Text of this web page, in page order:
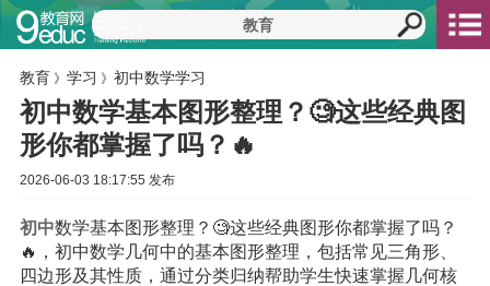
教育 》 学习 》 初中数学学习
初中数学基本图形整理？🧐这些经典图
形你都掌握了吗？🔥
2026-06-03 18:17:55 发布
初中数学基本图形整理？🧐这些经典图形你都掌握了吗？
🔥，初中数学几何中的基本图形整理，包括常见三角形、
四边形及其性质，通过分类归纳帮助学生快速掌握几何核